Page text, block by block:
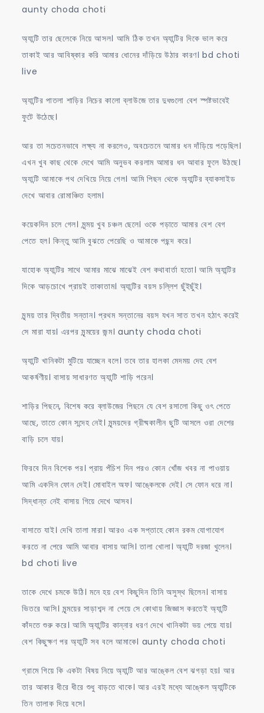
aunty choda choti
অ্যান্টি তার ছেলেকে নিয়ে আসল। আমি ঠিক তখন অ্যান্টির দিকে ভাল করে
তাকাই আর আবিষ্কার করি আমার ধোনের দাঁড়িয়ে উঠার কারণ। bd choti
live
অ্যান্টির পাতলা শাড়ির নিচের কালো ব্লাউজে তার দুধগুলো বেশ স্পষ্টভাবেই
ফুটে উঠেছে।
আর তা সচেতনভাবে লক্ষ্য না করলেও, অবচেতনে আমার ধন দাঁড়িয়ে পড়েছিল।
এখন খুব কাছ থেকে দেখে আমি অনুভব করলাম আমার ধন আবার ফুলে উঠছে।
অ্যান্টি আমাকে পথ দেখিয়ে নিয়ে গেল। আমি পিছন থেকে অ্যান্টির ব্যাকসাইড
দেখে আবার রোমাঞ্চিত হলাম।
কয়েকদিন চলে গেল। মৃন্ময় খুব চঞ্চল ছেলে। ওকে পড়াতে আমার বেশ বেগ
পেতে হল। কিন্তু আমি বুঝতে পেরেছি ও আমাকে পছন্দ করে।
যাহোক অ্যান্টির সাথে আমার মাঝে মাঝেই বেশ কথাবার্তা হতো। আমি অ্যান্টির
দিকে আড়চোখে প্রায়ই তাকাতাম। অ্যান্টির বয়স চল্লিশ ছুঁইছুঁই।
মৃন্ময় তার দ্বিতীয় সন্তান। প্রথম সন্তানের বয়স যখন সাত তখন হঠাৎ করেই
সে মারা যায়। এরপর মৃন্ময়ের জন্ম। aunty choda choti
অ্যান্টি খানিকটা মুটিয়ে যাচ্ছেন বলে। তবে তার হালকা মেদময় দেহ বেশ
আকর্ষণীয়। বাসায় সাধারণত অ্যান্টি শাড়ি পরেন।
শাড়ির পিছনে, বিশেষ করে ব্লাউজের পিছনে যে বেশ রসালো কিছু ওৎ পেতে
আছে, তাতে কোন সন্দেহ নেই। মৃন্ময়দের গ্রীষ্মকালীন ছুটি আসলে ওরা দেশের
বাড়ি চলে যায়।
ফিরবে দিন বিশেক পর। প্রায় পঁচিশ দিন পরও কোন খোঁজ খবর না পাওয়ায়
আমি একদিন ফোন দেই। মোবাইল অফ। আঙ্কেলকে দেই। সে ফোন ধরে না।
সিদ্ধান্ত নেই বাসায় গিয়ে দেখে আসব।
বাসাতে যাই। দেখি তালা মারা। আরও এক সপ্তাহে কোন রকম যোগাযোগ
করতে না পেরে আমি আবার বাসায় আসি। তালা খোলা। অ্যান্টি দরজা খুলেন।
bd choti live
তাকে দেখে চমকে উঠি। মনে হয় বেশ কিছুদিন তিনি অসুস্থ ছিলেন। বাসায়
ভিতরে আসি। মৃন্ময়ের সাড়াশব্দ না পেয়ে সে কোথায় জিজ্ঞাস করতেই অ্যান্টি
কাঁদতে শুরু করে। আমি অ্যান্টির কান্নার ধরণ দেখে খানিকটা ভয় পেয়ে যায়।
বেশ কিছুক্ষণ পর অ্যান্টি সব বলে আমাকে। aunty choda choti
গ্রামে গিয়ে কি একটা বিষয় নিয়ে অ্যান্টি আর আঙ্কেল বেশ ঝগড়া হয়। আর
তার আকার ধীরে ধীরে শুধু বাড়তে থাকে। আর এরই মধ্যে আঙ্কেল অ্যান্টিকে
তিন তালাক দিয়ে বসে।